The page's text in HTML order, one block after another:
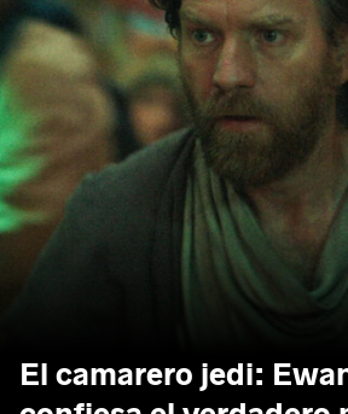
El camarero jedi: